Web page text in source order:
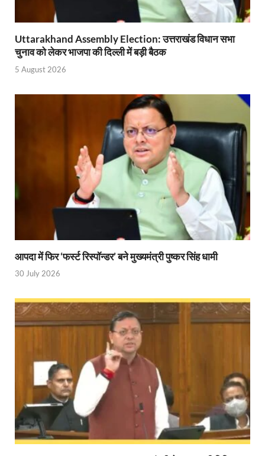
Pateshvari Mata Darshan: मुख्यमंत्री ने किए मां
She Leads Bharat: अंतर्राष्ट्रीय महिला दिवस 2026 के
Sabka Sath Sabka Vikas: प्रधानमंत्री नरेन्द्र मोदी 9
Chhattisgarh Budget 2026-27: बस्तर के विकास का
First Cabinet Meeting In Seva Tirth: भारत की
Gomati River: गोमती को स्वच्छ बनाने के लिए आज जुटेंगे
Railway Appointment Update: राजेश कुमार पांडे ने
Shri Krishna Jaman bhumi: श्रीकृष्ण जन्मभूमि के
आईएसबीटी-मसूरी डायवर्जन कॉरिडोर का स्थलीय निरीक्षण
India AI Impact Summit 2026: एमआईबी का पवेलियन
UP Budget 2026- 27: योगी सरकार का सेफ्टी,
Bullet Train Project: मुंबई-अहमदाबाद बुलेट ट्रेन
Vande Bharat Express Train: वंदे भारत जैसी सेमी-
UP Budget 2026: आवास एवं शहरी नियोजन के लिए
Guskhor Pandit: घूसखोर पंडत’ फिल्म के निर्देशक व
Union Budget Update: केंद्रीय बजट उत्तर प्रदेश के
Job Scheme For Youth: धामी सरकार ने प्रति माह
Uttarakhand Assembly Election: उत्तराखंड विधान सभा
चुनाव को लेकर भाजपा की दिल्ली में बड़ी बैठक
5 August 2026
आपदा में फिर ‘फर्स्ट रिस्पॉन्डर’ बने मुख्यमंत्री पुष्कर सिंह धामी
30 July 2026